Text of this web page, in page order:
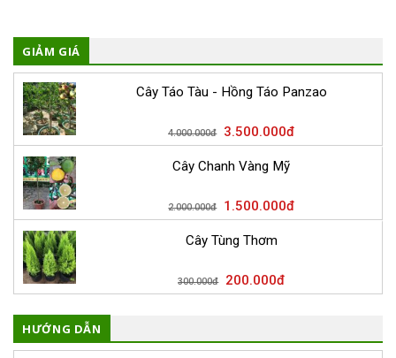
GIẢM GIÁ
Cây Táo Tàu - Hồng Táo Panzao
4.000.000đ 3.500.000đ
Cây Chanh Vàng Mỹ
2.000.000đ 1.500.000đ
Cây Tùng Thơm
300.000đ 200.000đ
HƯỚNG DẪN